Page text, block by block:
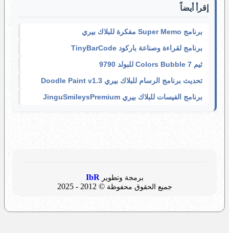
إقرأ أيضاً
برنامج Super Memo مفكرة للبلاك بيري
برنامج لقراءة وصناعة باركود TinyBarCode
ثيم 7 Colors Bubble للبولد 9790
تحديث برنامج الرسام للبلاك بيري Doodle Paint v1.3
برنامج الفيسات للبلاك بيري JinguSmileysPremium
برمجة وتطوير IbR
جميع الحقوق محفوظة© 2012 - 2025